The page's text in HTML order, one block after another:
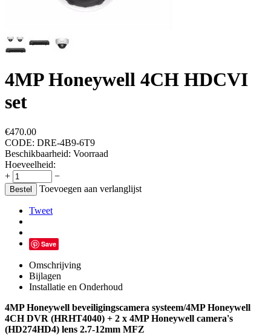
4MP Honeywell 4CH HDCVI
set
€470.00
CODE: DRE-4B9-6T9
Beschikbaarheid: Voorraad
Hoeveelheid:
+
−
Bestel Toevoegen aan verlanglijst
Tweet
Save
Omschrijving
Bijlagen
Installatie en Onderhoud
4MP Honeywell beveiligingscamera systeem/4MP Honeywell
4CH DVR (HRHT4040) + 2 x 4MP Honeywell camera's
(HD274HD4) lens 2.7-12mm MFZ